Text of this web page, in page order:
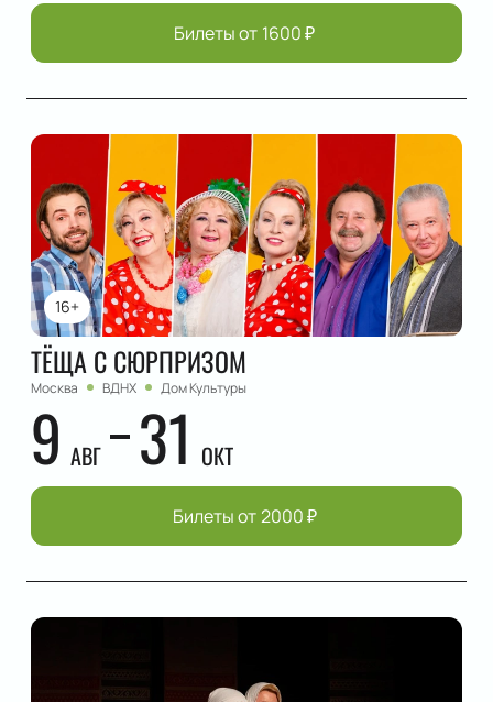
Билеты от 1600₽
16+
ТЁЩА С СЮРПРИЗОМ
Москва ВДНХ Дом Культуры
9 АВГ 31 ОКТ
Билеты от 2000₽